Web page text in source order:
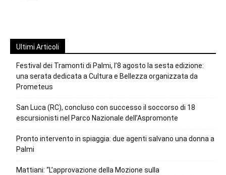
Ultimi Articoli
Festival dei Tramonti di Palmi, l’8 agosto la sesta edizione:
una serata dedicata a Cultura e Bellezza organizzata da
Prometeus
San Luca (RC), concluso con successo il soccorso di 18
escursionisti nel Parco Nazionale dell’Aspromonte
Pronto intervento in spiaggia: due agenti salvano una donna a
Palmi
Mattiani: “L’approvazione della Mozione sulla